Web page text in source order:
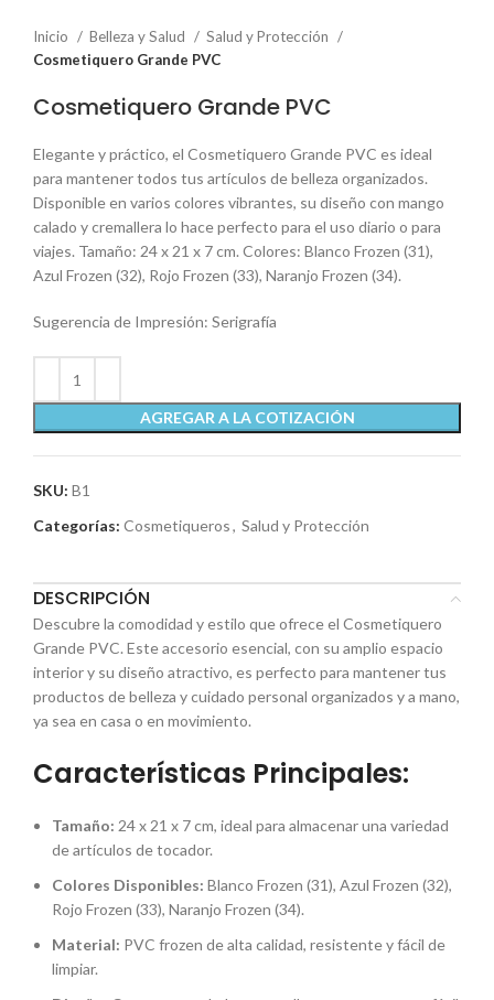
Inicio Belleza y Salud
Salud y Protección
Cosmetiquero Grande PVC
Cosmetiquero Grande PVC
Elegante y práctico, el Cosmetiquero Grande PVC es ideal
para mantener todos tus artículos de belleza organizados.
Disponible en varios colores vibrantes, su diseño con mango
calado y cremallera lo hace perfecto para el uso diario o para
viajes. Tamaño: 24 x 21 x 7 cm. Colores: Blanco Frozen (31),
Azul Frozen (32), Rojo Frozen (33), Naranjo Frozen (34).
Sugerencia de Impresión: Serigrafía
AGREGAR A LA COTIZACIÓN
SKU: B1
Categorías: Cosmetiqueros, Salud y Protección
DESCRIPCIÓN
Descubre la comodidad y estilo que ofrece el Cosmetiquero
Grande PVC. Este accesorio esencial, con su amplio espacio
interior y su diseño atractivo, es perfecto para mantener tus
productos de belleza y cuidado personal organizados y a mano,
ya sea en casa o en movimiento.
Características Principales:
Tamaño: 24 x 21 x 7 cm, ideal para almacenar una variedad
de artículos de tocador.
Colores Disponibles: Blanco Frozen (31), Azul Frozen (32),
Rojo Frozen (33), Naranjo Frozen (34).
Material: PVC frozen de alta calidad, resistente y fácil de
limpiar.